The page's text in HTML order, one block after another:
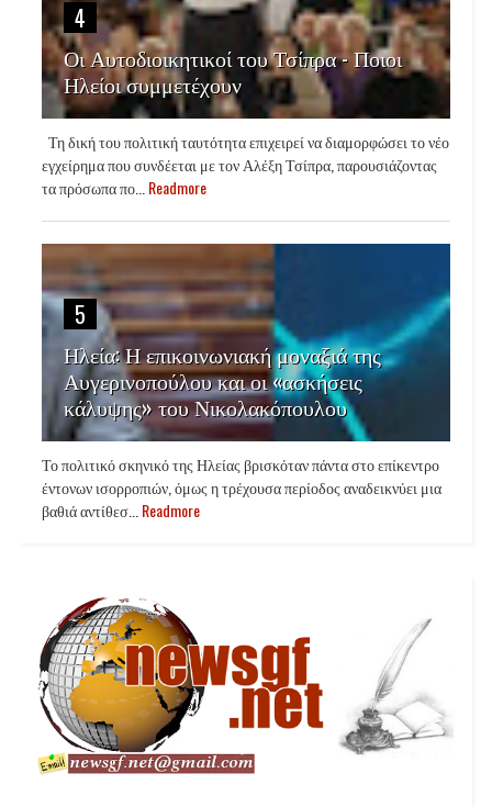
4
Οι Αυτοδιοικητικοί του Τσίπρα - Ποιοι
Ηλείοι συμμετέχουν
Τη δική του πολιτική ταυτότητα επιχειρεί να διαμορφώσει το νέο
εγχείρημα που συνδέεται με τον Αλέξη Τσίπρα, παρουσιάζοντας
τα πρόσωπα πο... Readmore
5
Ηλεία: Η επικοινωνιακή μοναξιά της
Αυγερινοπούλου και οι «ασκήσεις
κάλυψης» του Νικολακόπουλου
Το πολιτικό σκηνικό της Ηλείας βρισκόταν πάντα στο επίκεντρο
έντονων ισορροπιών, όμως η τρέχουσα περίοδος αναδεικνύει μια
βαθιά αντίθεσ... Readmore